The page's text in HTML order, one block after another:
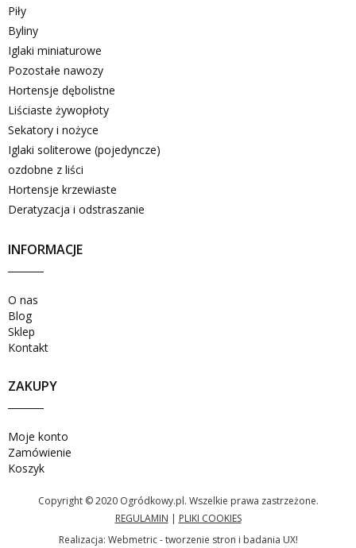
Piły
Byliny
Iglaki miniaturowe
Pozostałe nawozy
Hortensje dębolistne
Liściaste żywopłoty
Sekatory i nożyce
Iglaki soliterowe (pojedyncze)
ozdobne z liści
Hortensje krzewiaste
Deratyzacja i odstraszanie
INFORMACJE
O nas
Blog
Sklep
Kontakt
ZAKUPY
Moje konto
Zamówienie
Koszyk
Copyright © 2020 Ogródkowy.pl. Wszelkie prawa zastrzeżone.
REGULAMIN | PLIKI COOKIES
Realizacja: Webmetric - tworzenie stron i badania UX!